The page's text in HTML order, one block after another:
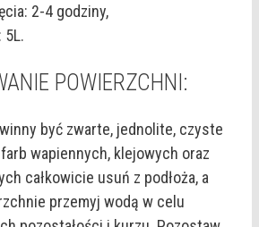
2-4 godziny,
5L.
POWIERZCHNI:
być zwarte, jednolite, czyste
wapiennych, klejowych oraz
całkowicie usuń z podłoża, a
przemyj wodą w celu